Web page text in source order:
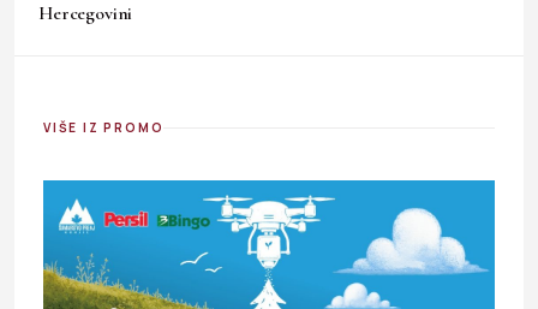
Hercegovini
VIŠE IZ PROMO